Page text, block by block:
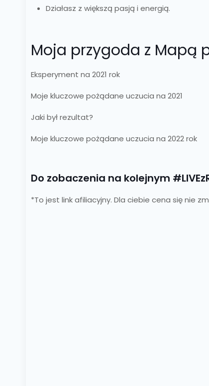
Działasz z większą pasją i energią.
Moja przygoda z Mapą
Eksperyment na 2021 rok
Moje kluczowe pożądane uczucia na 2021
Jaki był rezultat?
Moje kluczowe pożądane uczucia na 2022 rok
Do zobaczenia na kolejnym
*To jest link afiliacyjny. Dla ciebie cena się nie